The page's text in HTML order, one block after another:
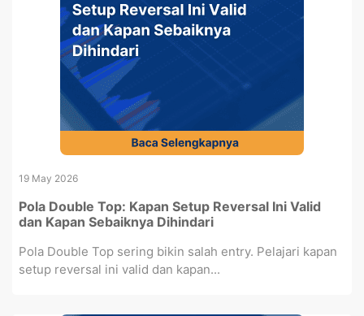
19 May 2026
Pola Double Top: Kapan Setup Reversal Ini Valid
dan Kapan Sebaiknya Dihindari
Pola Double Top sering bikin salah entry. Pelajari kapan
setup reversal ini valid dan kapan...